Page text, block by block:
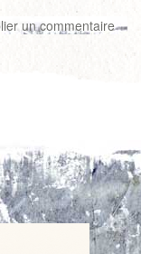
un commentaire